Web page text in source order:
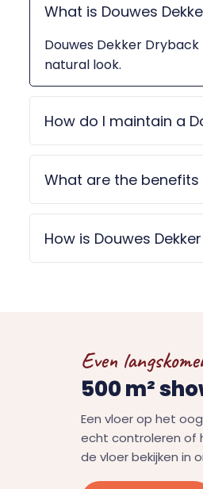
What is Douwes
Douwes Dekker
natural look.
How do I maintain a
What are the benefits
How is Douwes
Even
500 m²
Een vloer op het
echt controleren of
de vloer bekijken in